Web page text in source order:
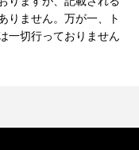
りません。万が一、ト
一切行っておりません